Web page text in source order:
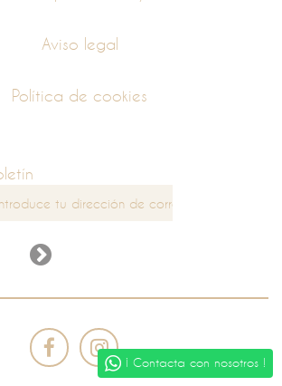
¡ Contacta con nosotros !
Aviso legal
Política de cookies